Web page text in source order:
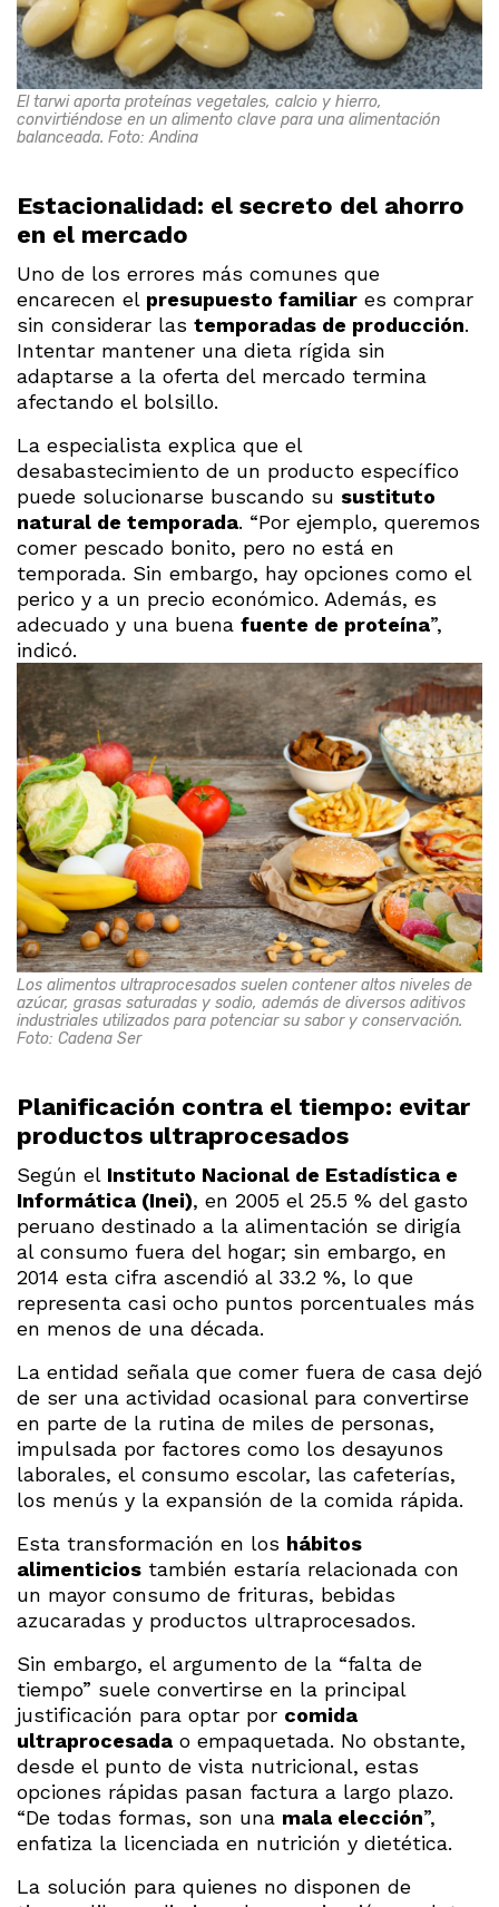
El tarwi aporta proteínas vegetales, calcio y hierro,
convirtiéndose en un alimento clave para una alimentación
balanceada. Foto: Andina
Estacionalidad: el secreto del ahorro
en el mercado
Uno de los errores más comunes que
encarecen el presupuesto familiar es comprar
sin considerar las temporadas de producción.
Intentar mantener una dieta rígida sin
adaptarse a la oferta del mercado termina
afectando el bolsillo.
La especialista explica que el
desabastecimiento de un producto específico
puede solucionarse buscando su sustituto
natural de temporada. “Por ejemplo, queremos
comer pescado bonito, pero no está en
temporada. Sin embargo, hay opciones como el
perico y a un precio económico. Además, es
adecuado y una buena fuente de proteína”,
indicó.
Los alimentos ultraprocesados suelen contener altos niveles de
azúcar, grasas saturadas y sodio, además de diversos aditivos
industriales utilizados para potenciar su sabor y conservación.
Foto: Cadena Ser
Planificación contra el tiempo: evitar
productos ultraprocesados
Según el Instituto Nacional de Estadística e
Informática (Inei), en 2005 el 25.5 % del gasto
peruano destinado a la alimentación se dirigía
al consumo fuera del hogar; sin embargo, en
2014 esta cifra ascendió al 33.2 %, lo que
representa casi ocho puntos porcentuales más
en menos de una década.
La entidad señala que comer fuera de casa dejó
de ser una actividad ocasional para convertirse
en parte de la rutina de miles de personas,
impulsada por factores como los desayunos
laborales, el consumo escolar, las cafeterías,
los menús y la expansión de la comida rápida.
Esta transformación en los hábitos
alimenticios también estaría relacionada con
un mayor consumo de frituras, bebidas
azucaradas y productos ultraprocesados.
Sin embargo, el argumento de la “falta de
tiempo” suele convertirse en la principal
justificación para optar por comida
ultraprocesada o empaquetada. No obstante,
desde el punto de vista nutricional, estas
opciones rápidas pasan factura a largo plazo.
“De todas formas, son una mala elección”,
enfatiza la licenciada en nutrición y dietética.
La solución para quienes no disponen de